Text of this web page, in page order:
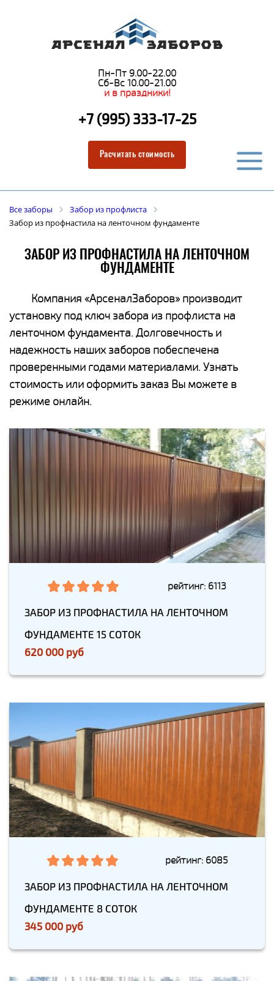
Пн-Пт 9.00-22.00
Сб-Вс 10.00-21.00
и в праздники!
+7 (995) 333-17-25
Расчитать стоимость
Все заборы
Забор из профлиста
Забор из профнастила на ленточном фундаменте
ЗАБОР ИЗ ПРОФНАСТИЛА НА ЛЕНТОЧНОМ
ФУНДАМЕНТЕ
Компания «АрсеналЗаборов» производит
установку под ключ забора из профлиста на
ленточном фундамента. Долговечность и
надежность наших заборов побеспечена
проверенными годами материалами. Узнать
стоимость или оформить заказ Вы можете в
режиме онлайн.
рейтинг: 6113
ЗАБОР ИЗ ПРОФНАСТИЛА НА ЛЕНТОЧНОМ
ФУНДАМЕНТЕ 15 СОТОК
620 000 руб
рейтинг: 6085
ЗАБОР ИЗ ПРОФНАСТИЛА НА ЛЕНТОЧНОМ
ФУНДАМЕНТЕ 8 СОТОК
345 000 руб